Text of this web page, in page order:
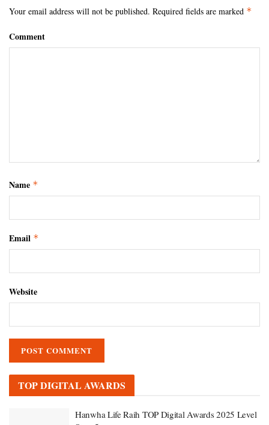
Your email address will not be published. Required fields are marked *
Comment
Name *
Email *
Website
TOP DIGITAL AWARDS
Hanwha Life Raih TOP Digital Awards 2025 Level